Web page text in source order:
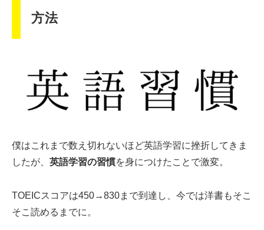
方法
僕はこれまで数え切れないほど英語学習に挫折してきま
したが、 英語学習の習慣を身につけたことで激変。
TOEICスコアは450→830まで到達し、今では洋書もそこ
そこ読めるまでに。